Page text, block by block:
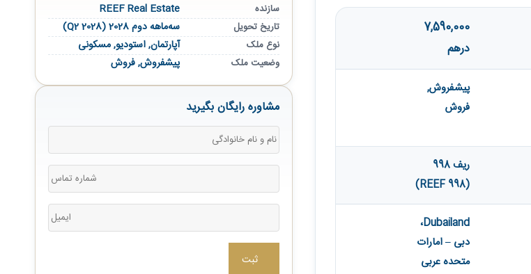
7,590,000
درهم
پیشفروش,
فروش
ریف 998
(REEF 998)
Dubailand،
دبی – امارات
متحده عربی
سازنده REEF Real Estate
تاریخ تحویل سه‌ماهه دوم 2028 (Q2 2028)
نوع ملک آپارتمان,استودیو,مسکونی
وضعیت ملک پیشفروش,فروش
مشاوره رایگان بگیرید